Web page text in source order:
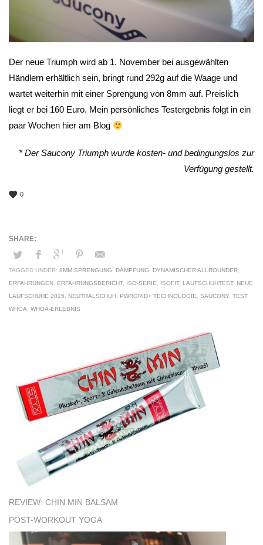
Der neue Triumph wird ab 1. November bei ausgewählten
Händlern erhältlich sein, bringt rund 292g auf die Waage und
wartet weiterhin mit einer Sprengung von 8mm auf. Preislich
liegt er bei 160 Euro. Mein persönliches Testergebnis folgt in ein
paar Wochen hier am Blog
* Der Saucony Triumph wurde kosten- und bedingungslos zur
Verfügung gestellt.
0
TAGGED UNDER: 8MM SPRENGUNG DÄMPFUNG DYNAMISCHER ALLROUNDER
ERFAHRUNGEN
ERFAHRUNGSBERICHT, ISO-SERIE ISOFIT, LAUFSCHUHTEST, NEUE
LAUFSCHUHE 2015
NEUTRALSCHUH PWRGRID+ TECHNOLOGIE SAUCONY TEST,
WHOA
WHOA-ERLEBNIS
REVIEW: CHIN MIN BALSAM
POST-WORKOUT YOGA